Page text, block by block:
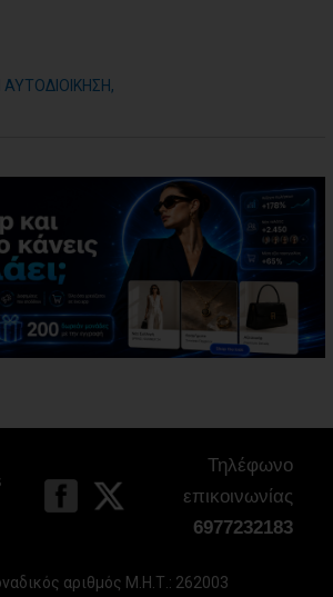
ΑΥΤΟΔΙΟΙΚΗΣΗ,
Τηλέφωνο
επικοινωνίας
6977232183
αριθμός Μ.Η.Τ.: 262003